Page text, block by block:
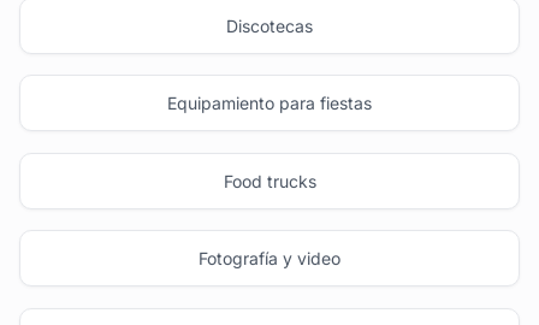
Discotecas
Equipamiento para fiestas
Food trucks
Fotografía y video